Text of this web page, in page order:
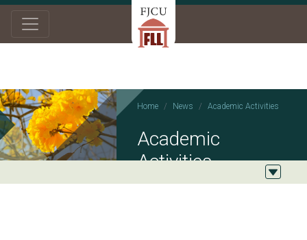
Home News Academic Activities
Academic
Activities